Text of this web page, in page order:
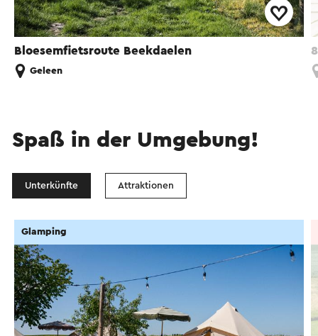
Bloesemfietsroute Beekdaelen
Geleen
Spaß in der Umgebung!
Unterkünfte Attraktionen
Glamping